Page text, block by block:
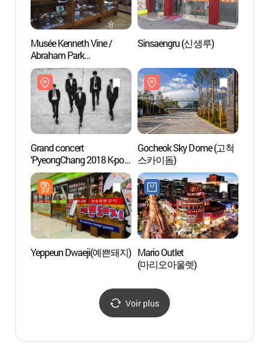
Musée Kenneth Vine /
Abraham Park
(평강성서유물 박물관)
Sinsaengru (신생루)
Grand concert
'PyeongChang 2018 K-pop
Festival' à Séoul 평창 K-
pop 페스티벌
Gocheok Sky Dome (고척
스카이돔)
Yeppeun Dwaeji(예쁜돼지) Mario Outlet
(마리오아울렛)
Voir plus